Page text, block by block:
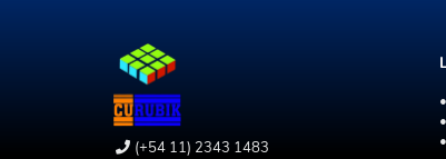
(+54 11) 2343 1483